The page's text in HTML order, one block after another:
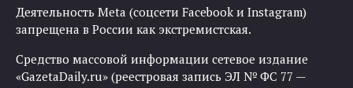
Деятельность Meta (соцсети Facebook и Instagram)
запрещена в России как экстремистская.
Средство массовой информации сетевое издание
«GazetaDaily.ru» (реестровая запись ЭЛ № ФС 77 —